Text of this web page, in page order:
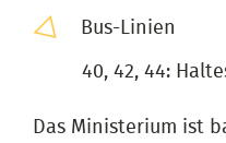
Bus-Linien
40, 42, 44:
Das Ministerium ist